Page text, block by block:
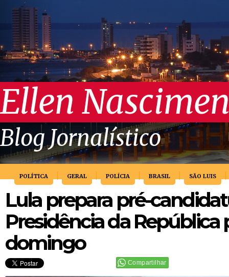
Ellen
Blog Jornalístico
POLÍTICA GERAL POLÍCIA BRASIL SÃO LUIS
Lula prepara pré-
Presidência da República
domingo
Compartilhar